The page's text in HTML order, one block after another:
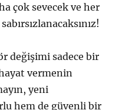
çok sevecek ve her
değişimi sadece bir
vermenin
yeni
hem de güvenli bir